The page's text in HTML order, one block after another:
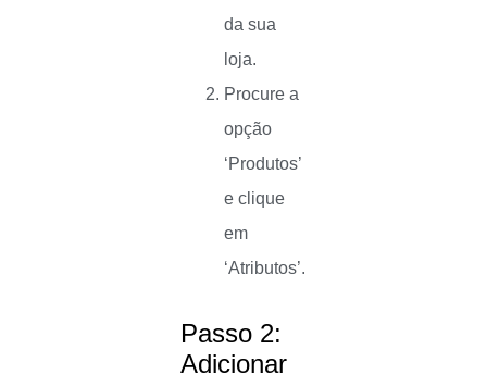
da sua
loja.
Procure a
opção
‘Produtos’
e clique
em
‘Atributos’.
Passo 2:
Adicionar